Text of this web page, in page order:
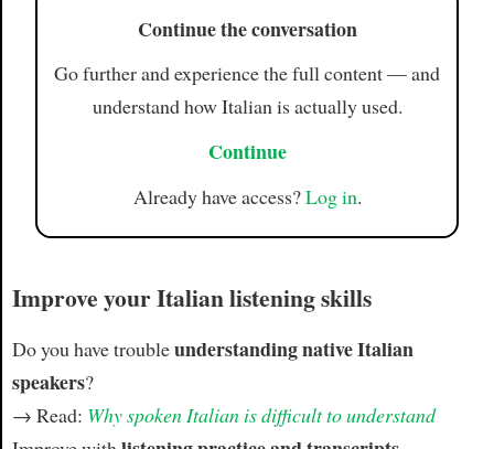
Continue the conversation
Go further and experience the full content — and
understand how Italian is actually used.
Continue
Already have access?Log in.
Improve your Italian listening skills
Do you have troubleunderstanding native Italian
speakers?
→ Read: Why spoken Italian is difficult to understand